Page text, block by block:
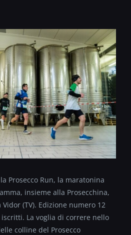
Prosecco Run, la maratonina
insieme alla Prosecchina,
(TV). Edizione numero 12
La voglia di correre nello
colline del Prosecco